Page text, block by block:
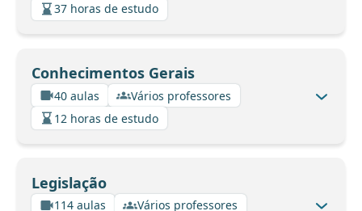
37 horas de estudo
Conhecimentos Gerais
40 aulas
Vários professores
12 horas de estudo
Legislação
114 aulas
Vários professores